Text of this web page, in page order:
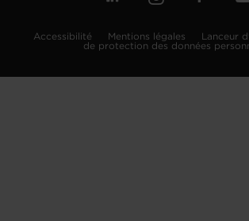
Accessibilité Mentions légales Lanceur
de protection des données